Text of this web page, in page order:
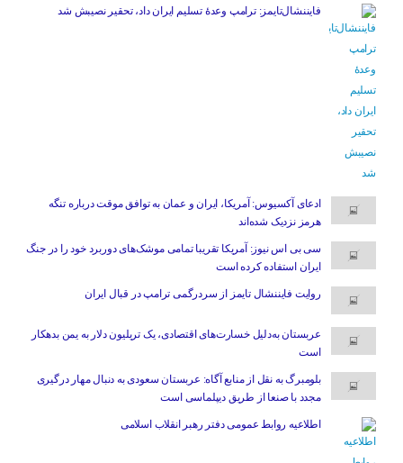
فایننشال‌تایمز: ترامپ وعدۀ تسلیم ایران داد، تحقیر نصیبش شد
ادعای آکسیوس: آمریکا، ایران و عمان به توافق موقت درباره تنگه
هرمز نزدیک شده‌اند
سی بی اس نیوز: آمریکا تقریبا تمامی موشک‌های دوربرد خود را در جنگ
ایران استفاده کرده است
روایت فایننشال تایمز از سردرگمی ترامپ در قبال ایران
عربستان به‌دلیل خسارت‌های اقتصادی، یک تریلیون دلار به یمن بدهکار
است
بلومبرگ به نقل از منابع آگاه: عربستان سعودی به دنبال مهار درگیری
مجدد با صنعا از طریق دیپلماسی است
اطلاعیه روابط عمومی دفتر رهبر انقلاب اسلامی